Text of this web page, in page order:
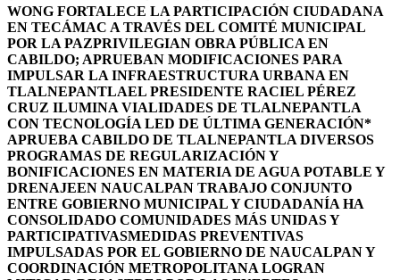
WONG FORTALECE LA PARTICIPACIÓN CIUDADANA
EN TECÁMAC A TRAVÉS DEL COMITÉ MUNICIPAL
POR LA PAZPRIVILEGIAN OBRA PÚBLICA EN
CABILDO; APRUEBAN MODIFICACIONES PARA
IMPULSAR LA INFRAESTRUCTURA URBANA EN
TLALNEPANTLAEL PRESIDENTE RACIEL PÉREZ
CRUZ ILUMINA VIALIDADES DE TLALNEPANTLA
CON TECNOLOGÍA LED DE ÚLTIMA GENERACIÓN*
APRUEBA CABILDO DE TLALNEPANTLA DIVERSOS
PROGRAMAS DE REGULARIZACIÓN Y
BONIFICACIONES EN MATERIA DE AGUA POTABLE Y
DRENAJEEN NAUCALPAN TRABAJO CONJUNTO
ENTRE GOBIERNO MUNICIPAL Y CIUDADANÍA HA
CONSOLIDADO COMUNIDADES MÁS UNIDAS Y
PARTICIPATIVASMEDIDAS PREVENTIVAS
IMPULSADAS POR EL GOBIERNO DE NAUCALPAN Y
COORDINACIÓN METROPOLITANA LOGRAN